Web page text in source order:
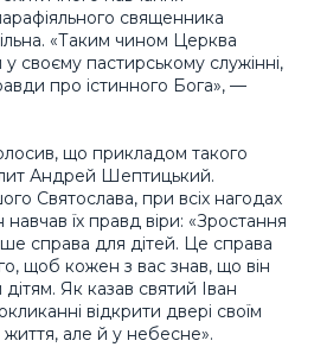
священника
«Таким чином Церква
своєму пастирському служінні,
про істинного Бога», —
що прикладом такого
Андрей Шептицький.
Святослава, при всіх нагодах
навчав їх правд віри: «Зростання
справа для дітей. Це справа
щоб кожен з вас знав, що він
Як казав святий Іван
відкрити двері своїм
але й у небесне».